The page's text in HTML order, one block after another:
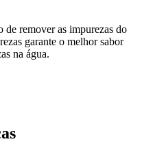
de remover as impurezas do
garante o melhor sabor
na água.